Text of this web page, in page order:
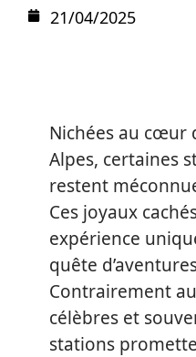
21/04/2025
Nichées au cœur
Alpes, certaines
restent
Ces joyaux
expérience
quête
Contrairement
célèbres et
stations